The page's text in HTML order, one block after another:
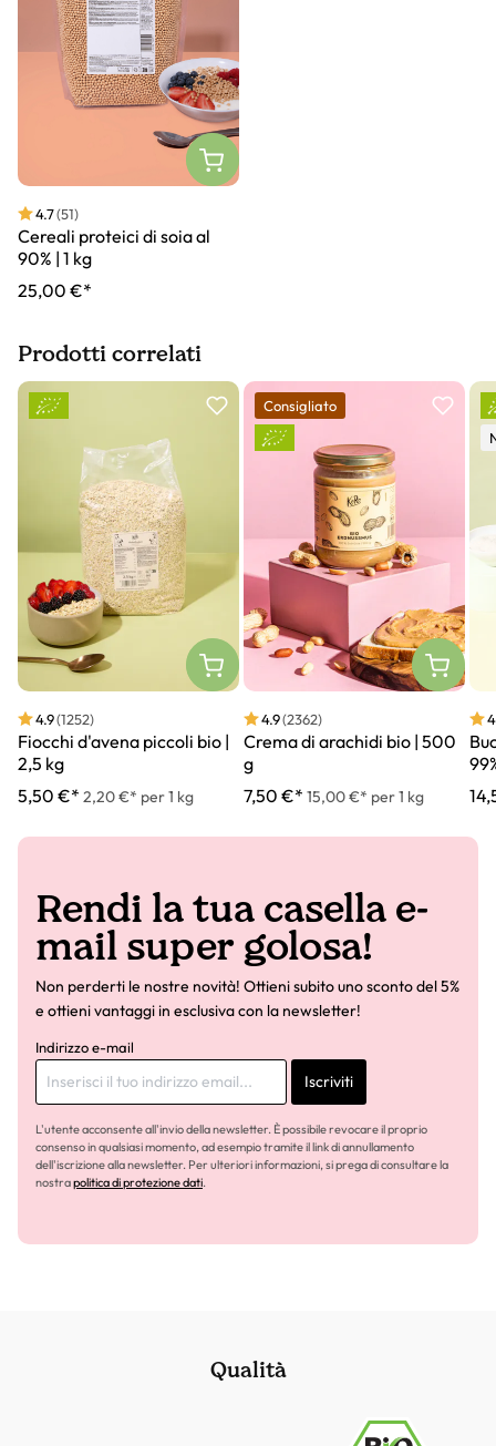
4.7(51)
Cereali proteici di soia al
90% | 1 kg
25,00 €*
Prodotti correlati
Slider prodotto
4.9(1252)
Fiocchi d'avena piccoli bio |
2,5 kg
5,50 €* 2,20 €* per 1 kg
Consigliato
4.9(2362)
Crema di arachidi bio | 500
g
7,50 €* 15,00 €* per 1 kg
Rendi la tua casella e-
mail super golosa!
Non perderti le nostre novità! Ottieni subito uno sconto del 5%
e ottieni vantaggi in esclusiva con la newsletter!
Indirizzo e-mail
Iscriviti
L'utente acconsente all'invio della newsletter. È possibile revocare il proprio
consenso in qualsiasi momento, ad esempio tramite il link di annullamento
dell'iscrizione alla newsletter. Per ulteriori informazioni, si prega di consultare la
nostrapolitica di protezione dati.
Qualità